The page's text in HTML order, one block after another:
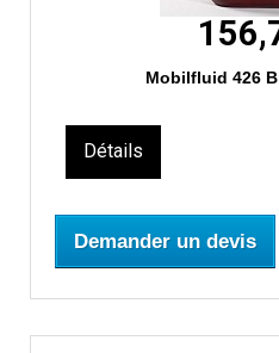
Mobilfluid 426
Détails
Demander un devis